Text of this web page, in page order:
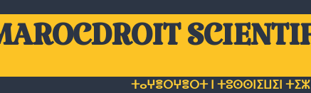
ⵜⴰⵖⴻⵔⵖⴻⵔⵜ ⵏ ⵜⵓⵙⵙⵏⵉⵡⵉⵏ